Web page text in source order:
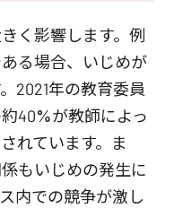
く影響します。例
る場合、いじめが
2021年の教育委員
40%が教師によっ
れています。ま
もいじめの発生に
内での競争が激し